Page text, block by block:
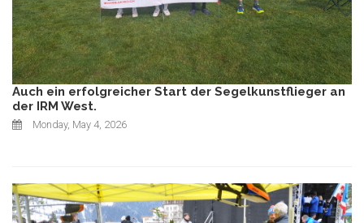
Auch ein erfolgreicher Start der Segelkunstflieger an
der IRM West.
Monday, May 4, 2026